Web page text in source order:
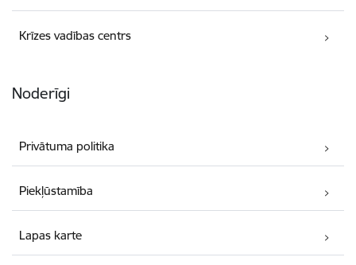
Krīzes vadības centrs
Noderīgi
Privātuma politika
Piekļūstamība
Lapas karte